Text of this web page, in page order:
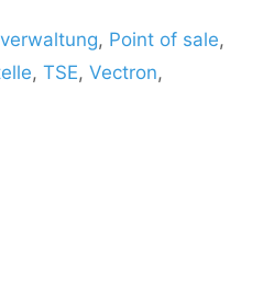
, Point of sale,
, TSE, Vectron,